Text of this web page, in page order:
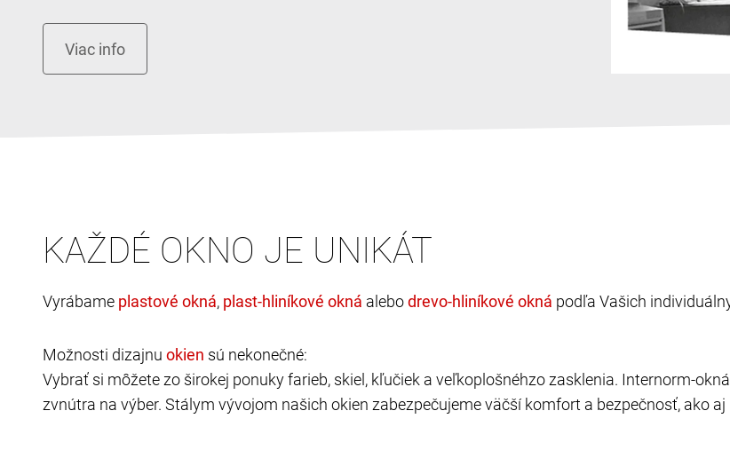
KAŽDÉ OKNO JE UNIKÁT
Vyrábame , alebo podľa Vašich
Možnosti dizajnu
sú nekonečné:
Vybrať si môžete zo širokej ponuky farieb, skiel, kľučiek a veľkoplošnéhzo zasklenia. Internorm-
zvnútra na výber. Stálym vývojom našich okien zabezpečujeme väčší komfort a bezpečnosť, ako